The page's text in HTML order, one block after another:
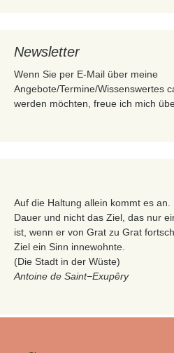
Newsletter
Wenn Sie per E-Mail über meine
Angebote/Termine/Wissenswertes
werden möchten, freue ich mich
Auf die Haltung allein kommt es
Dauer und nicht das Ziel, das nur
ist, wenn er von Grat zu Grat
Ziel ein Sinn innewohnte.
(Die Stadt in der Wüste)
Antoine de Saint−Exupêry